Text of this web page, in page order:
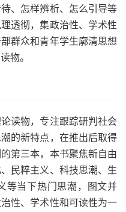
、怎样辨析、怎么引导等
透彻，集政治性、学术性
群众和青年学生廓清思想
物。
读物，专注跟踪研判社会
的新特点，在推出后取得
第三本，本书聚焦新自由
民粹主义、科技思潮、生
等当下热门思潮，图文并
性、学术性和可读性为一